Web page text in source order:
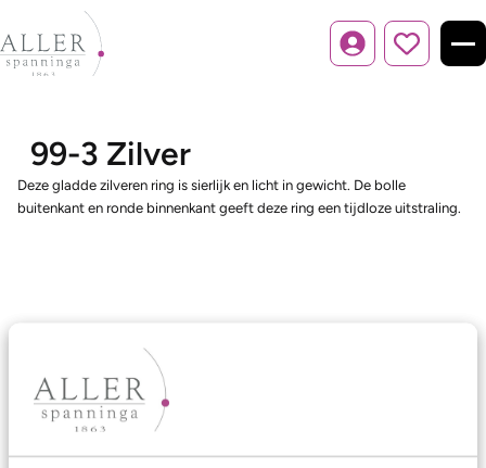
Inloggen
99-3 Zilver
Deze gladde zilveren ring is sierlijk en licht in gewicht. De bolle
buitenkant en ronde binnenkant geeft deze ring een tijdloze uitstraling.
Ons aanbod
Trouwringen
Memoireringen